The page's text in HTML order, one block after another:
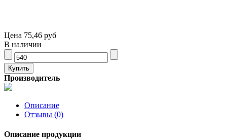
Цена 75,46 руб
В наличии
Производитель
Описание
Отзывы (0)
Описание продукции